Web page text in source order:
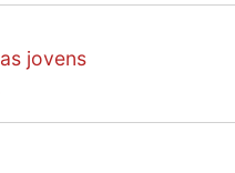
jovens